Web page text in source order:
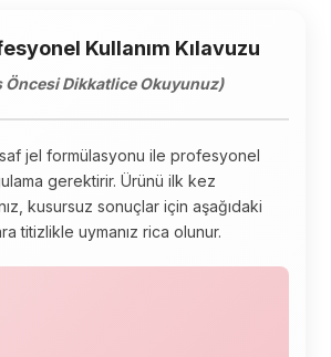
Kullanım Kılavuzu
Öncesi Dikkatlice Okuyunuz)
jel formülasyonu ile profesyonel
gerektirir. Ürünü ilk kez
kusursuz sonuçlar için aşağıdaki
titizlikle uymanız rica olunur.